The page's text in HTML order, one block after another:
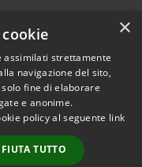
© 2026 • Comune di
Cattolica • Powered by
•
Accesso
×
assimilati strettamente
navigazione del sito,
fine di elaborare
e anonime.
policy al seguente link
TUTTO